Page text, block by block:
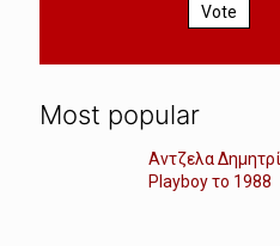
Vote
Most popular
Αντζελα
Playboy το 1988